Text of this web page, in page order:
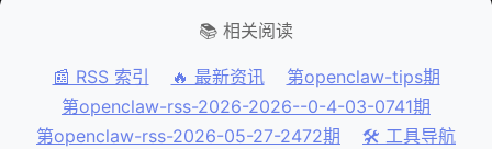
📚 相关阅读
📰 RSS 索引 🔥 最新资讯
第openclaw-tips期
第openclaw-rss-2026-2026--0-4-03-0741期
第openclaw-rss-2026-05-27-2472期
🛠️ 工具导航